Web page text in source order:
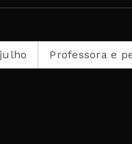
Professora e